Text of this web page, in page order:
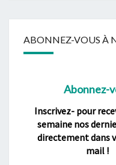
ABONNEZ-VOUS À
Abonnez-
Inscrivez- pour
semaine nos
directement dans
mail !